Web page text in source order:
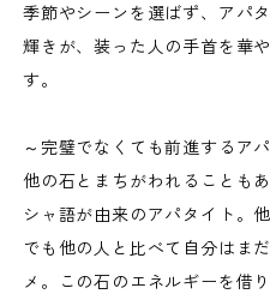
季節やシーンを選ばず、アパ
輝きが、装った人の手首を華
す。
～完璧でなくても前進するア
他の石とまちがわれることも
シャ語が由来のアパタイト。
でも他の人と比べて自分はま
メ。この石のエネルギーを借